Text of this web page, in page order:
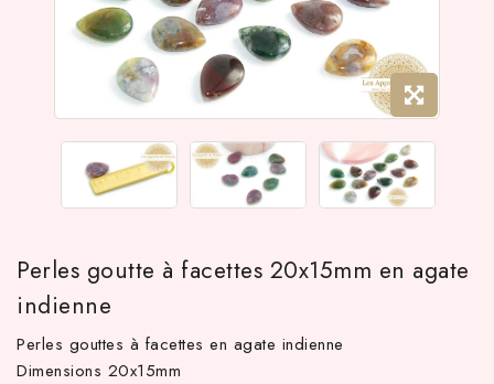
Perles goutte à facettes 20x15mm en agate
indienne
Perles gouttes à facettes en agate indienne
Dimensions 20x15mm